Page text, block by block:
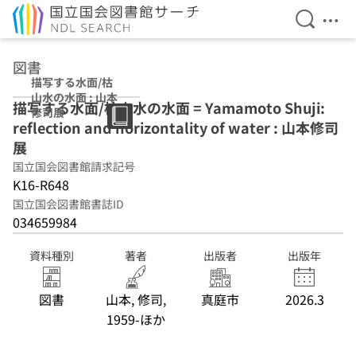
検索を
メ
図書
描写する水面/枯
山水の水面 : 山本
修司展
描写する水面/枯山水の水面 = Yamamoto Shuji:
reflection and horizontality of water : 山本修司
展
国立国会図書館請求記号
K16-R648
国立国会図書館書誌ID
034659984
資料種別
図書
著者
山本, 修司,
1959-ほか
出版者
真庭市
出版年
2026.3